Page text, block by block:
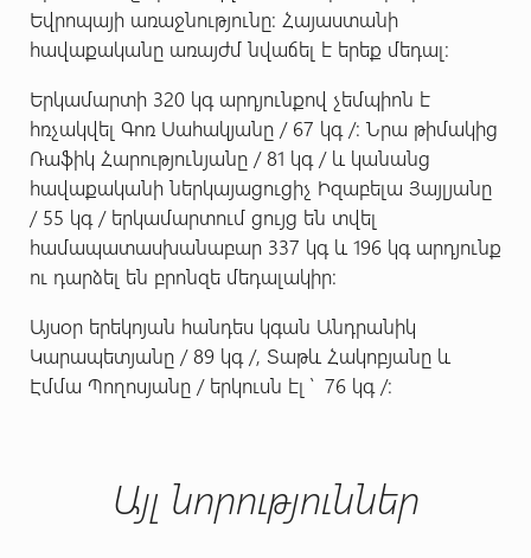
Եվրոպայի առաջնությունը: Հայաստանի
հավաքականը առայժմ նվաճել է երեք մեդալ:
Երկամարտի 320 կգ արդյունքով չեմպիոն է
հռչակվել Գոռ Սահակյանը / 67 կգ /: Նրա թիմակից
Ռաֆիկ Հարությունյանը / 81 կգ / և կանանց
հավաքականի ներկայացուցիչ Իզաբելա Յայլյանը
/ 55 կգ / երկամարտում ցույց են տվել
համապատասխանաբար 337 կգ և 196 կգ արդյունք
ու դարձել են բրոնզե մեդալակիր:
Այսօր երեկոյան հանդես կգան Անդրանիկ
Կարապետյանը / 89 կգ /, Տաթև Հակոբյանը և
Էմմա Պողոսյանը / երկուսն էլ ՝ 76 կգ /:
Այլ նորություններ